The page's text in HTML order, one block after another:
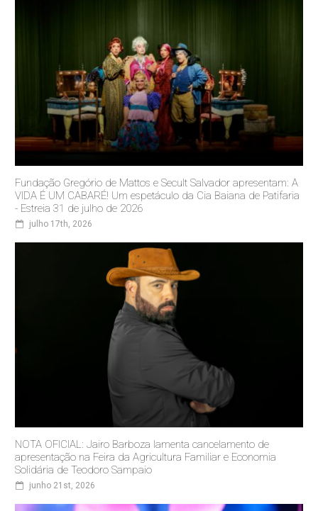
Fundação Gregório de Mattos e Secult Salvador apresentam: A
VIDA É UM CABARÉ! Um espetáculo da Cia Baiana de Patifaria
- Estreia 31 de julho de 2026
julho 17th, 2026
NOTA OFICIAL: Jairo Barboza lamenta cancelamento de
apresentação na Feira da Agricultura Familiar e Economia
Solidária de Teodoro Sampaio
junho 21st, 2026